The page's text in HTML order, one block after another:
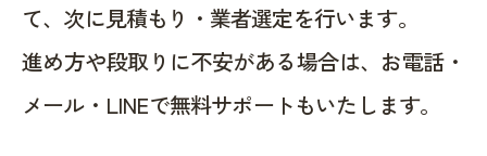
て、次に見積もり・業者選定を行います。
進め方や段取りに不安がある場合は、お電話・
メール・LINEで無料サポートもいたします。